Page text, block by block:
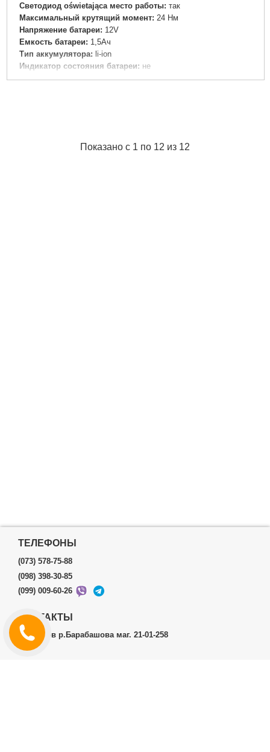
Светодиод oświetająca место работы: так
Максимальный крутящий момент: 24 Нм
Напряжение батареи: 12V
Емкость батареи: 1,5Ач
Тип аккумулятора: li-ion
Индикатор состояния батареи: не
Применение: Бетон, бумажные и кирпич
Показано с 1 по 12 из 12
ТЕЛЕФОНЫ
(073) 578-75-88
(098) 398-30-85
(099) 009-60-26
КОНТАКТЫ
г.Харьков р.Барабашова маг. 21-01-258